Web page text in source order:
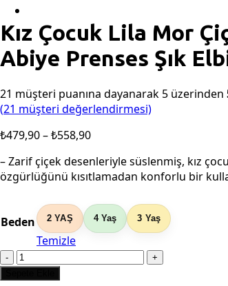
Kız Çocuk Lila Mor
Abiye Prenses Şık
21 müşteri puanına dayanarak 5 üzerinden
(21 müşteri değerlendirmesi)
₺479,90–₺558,90Fiyat
₺479,90
-
– Zarif çiçek desenleriyle süslenmiş, kız
özgürlüğünü kısıtlamadan konforlu bir
Beden 2 YAŞ 4 Yaş 3 Yaş
Temizle
Kız
Çocuk